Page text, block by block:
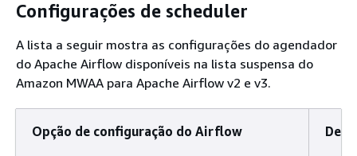
Configurações de scheduler
A lista a seguir mostra as configurações do agendador
do Apache Airflow disponíveis na lista suspensa do
Amazon MWAA para Apache Airflow v2 e v3.
Opção de configuração do Airflow